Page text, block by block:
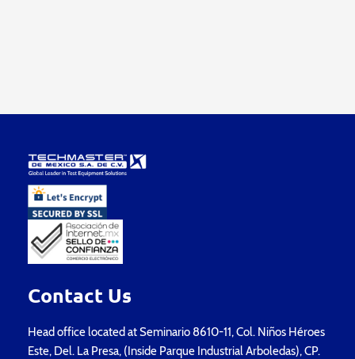
Contact Us
Head office located at Seminario 8610-11, Col. Niños Héroes
Este, Del. La Presa, (Inside Parque Industrial Arboledas), CP.